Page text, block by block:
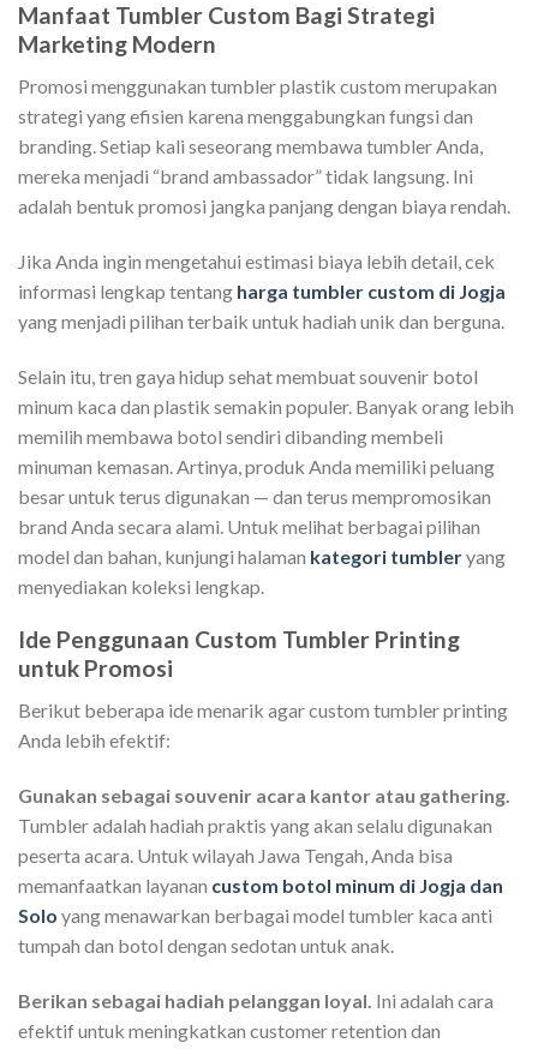
Manfaat Tumbler Custom Bagi Strategi
Marketing Modern
Promosi menggunakan tumbler plastik custom merupakan
strategi yang efisien karena menggabungkan fungsi dan
branding. Setiap kali seseorang membawa tumbler Anda,
mereka menjadi “brand ambassador” tidak langsung. Ini
adalah bentuk promosi jangka panjang dengan biaya rendah.
Jika Anda ingin mengetahui estimasi biaya lebih detail, cek
informasi lengkap tentang harga tumbler custom di Jogja
yang menjadi pilihan terbaik untuk hadiah unik dan berguna.
Selain itu, tren gaya hidup sehat membuat souvenir botol
minum kaca dan plastik semakin populer. Banyak orang lebih
memilih membawa botol sendiri dibanding membeli
minuman kemasan. Artinya, produk Anda memiliki peluang
besar untuk terus digunakan — dan terus mempromosikan
brand Anda secara alami. Untuk melihat berbagai pilihan
model dan bahan, kunjungi halaman kategori tumbleryang
menyediakan koleksi lengkap.
Ide Penggunaan Custom Tumbler Printing
untuk Promosi
Berikut beberapa ide menarik agar custom tumbler printing
Anda lebih efektif:
Gunakan sebagai souvenir acara kantor atau gathering.
Tumbler adalah hadiah praktis yang akan selalu digunakan
peserta acara. Untuk wilayah Jawa Tengah, Anda bisa
memanfaatkan layanan custom botol minum di Jogja dan
Solo yang menawarkan berbagai model tumbler kaca anti
tumpah dan botol dengan sedotan untuk anak.
Berikan sebagai hadiah pelanggan loyal. Ini adalah cara
efektif untuk meningkatkan customer retention dan